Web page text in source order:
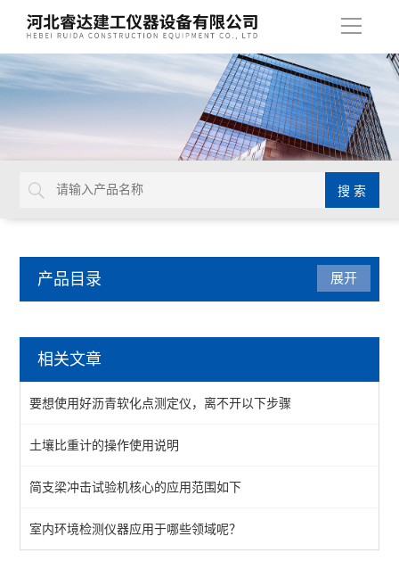
导
产品目录
干燥箱
标准养护室恒温恒湿设备
标准养护箱
查看全部 >>
展开
相关文章
要想使用好沥青软化点测定仪，离不开以下步骤
土壤比重计的操作使用说明
简支梁冲击试验机核心的应用范围如下
室内环境检测仪器应用于哪些领域呢？